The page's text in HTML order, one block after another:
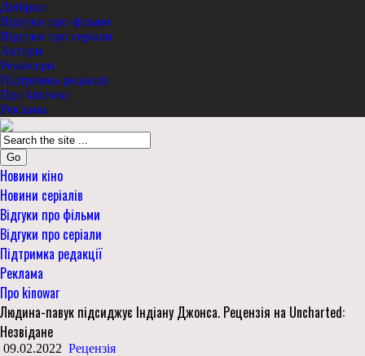
Добірки
Відгуки про фільми
Відгуки про серіали
Актори
Режисери
Підтримка редакції
Про kinowar
Реклама
Go
Новини кіно
Новини серіалів
Відгуки про фільми
Відгуки про серіали
Підтримка редакції
Реклама
Про kinowar
Людина-павук підсиджує Індіану Джонса. Рецензія на Uncharted:
Незвідане
09.02.2022 Рецензія